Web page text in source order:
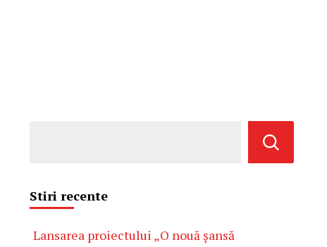
Stiri recente
Lansarea proiectului „O nouă șansă